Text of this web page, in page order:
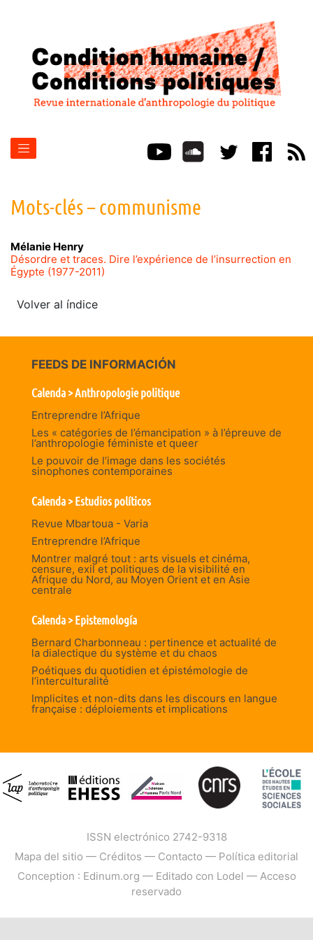
Mots-clés – communisme
Mélanie Henry
Désordre et traces. Dire l’expérience de l’insurrection en
Égypte (1977-2011)
Volver al índice
FEEDS DE INFORMACIÓN
Calenda > Anthropologie politique
Entreprendre l’Afrique
Les « catégories de l’émancipation » à l’épreuve de
l’anthropologie féministe et queer
Le pouvoir de l’image dans les sociétés
sinophones contemporaines
Calenda > Estudios políticos
Revue Mbartoua - Varia
Entreprendre l’Afrique
Montrer malgré tout : arts visuels et cinéma,
censure, exil et politiques de la visibilité en
Afrique du Nord, au Moyen Orient et en Asie
centrale
Calenda > Epistemología
Bernard Charbonneau : pertinence et actualité de
la dialectique du système et du chaos
Poétiques du quotidien et épistémologie de
l’interculturalité
Implicites et non-dits dans les discours en langue
française : déploiements et implications
ISSN electrónico 2742-9318
Mapa del sitio — Créditos — Contacto — Política editorial
Conception : Edinum.org — Editado con Lodel — Acceso
reservado